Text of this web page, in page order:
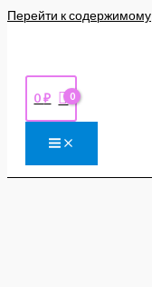
Перейти к содержимому
0₽